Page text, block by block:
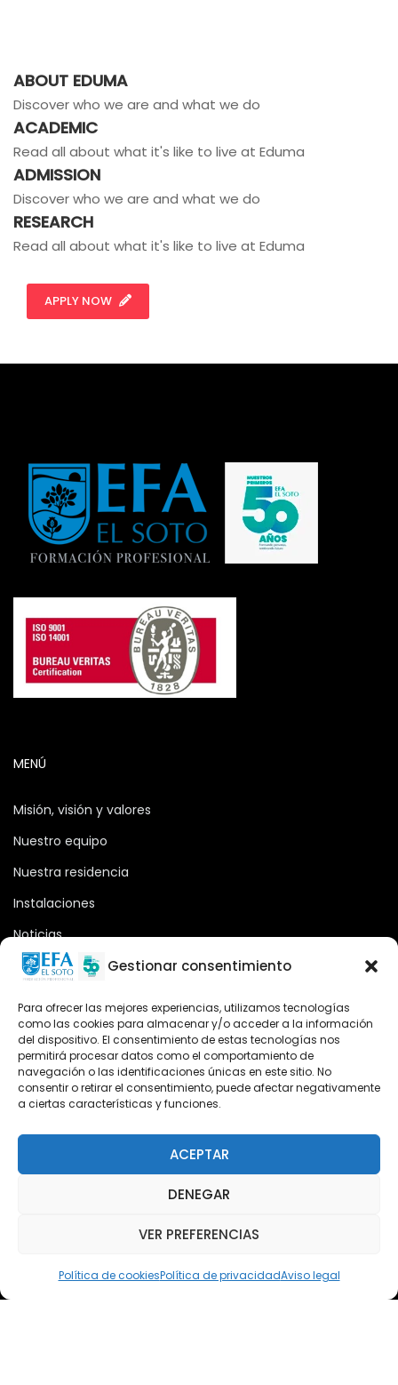
Gestionar consentimiento
Para ofrecer las mejores experiencias, utilizamos tecnologías
como las cookies para almacenar y/o acceder a la información
del dispositivo. El consentimiento de estas tecnologías nos
permitirá procesar datos como el comportamiento de
navegación o las identificaciones únicas en este sitio. No
consentir o retirar el consentimiento, puede afectar negativamente
a ciertas características y funciones.
ACEPTAR
DENEGAR
VER PREFERENCIAS
Política de cookiesPolítica de privacidadAviso legal
ABOUT EDUMA
Discover who we are and what we do
ACADEMIC
Read all about what it's like to live at Eduma
ADMISSION
Discover who we are and what we do
RESEARCH
Read all about what it's like to live at Eduma
APPLY NOW
MENÚ
Misión, visión y valores
Nuestro equipo
Nuestra residencia
Instalaciones
Noticias
Oferta formativa
Plataforma 2.0
Acceso Cursos UNIR
Teléfono: (+34) 958 455 085
Teléfono: (+34) 618 370 813